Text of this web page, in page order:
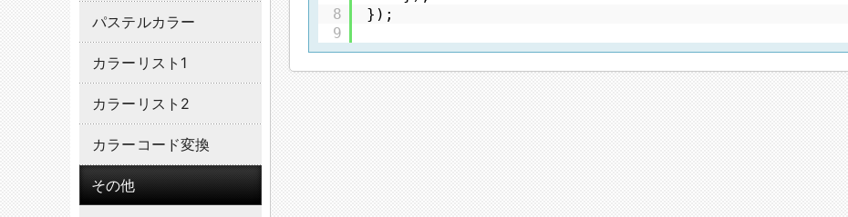
8
9
});
パステルカラー
カラーリスト1
カラーリスト2
カラーコード変換
その他